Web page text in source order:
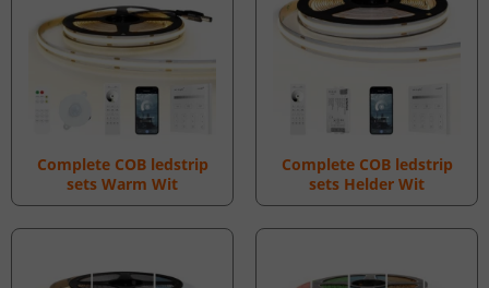
Complete COB ledstrip
sets Warm Wit
Complete COB ledstrip
sets Helder Wit